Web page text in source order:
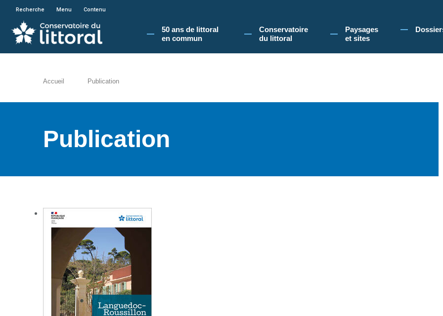
En poursuivant votre navigation sur le site du Conservatoire du littoral, vous acceptez l'utilisation de cookies pour vous
Recherche Menu Contenu
50 ans de littoral
en commun​
Conservatoire
du littoral
Paysages
et sites
Accueil Publication
Publication